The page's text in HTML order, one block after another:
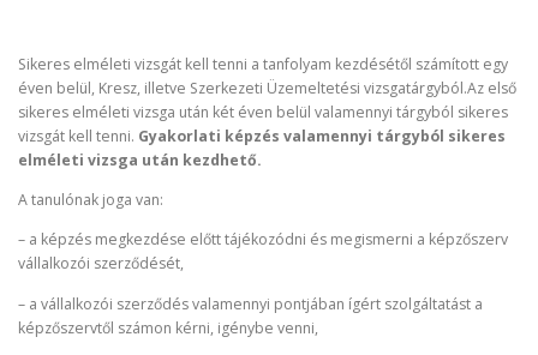
Sikeres elméleti vizsgát kell tenni a tanfolyam kezdésétől számított egy
éven belül, Kresz, illetve Szerkezeti Üzemeltetési vizsgatárgyból.Az első
sikeres elméleti vizsga után két éven belül valamennyi tárgyból sikeres
vizsgát kell tenni. Gyakorlati képzés valamennyi tárgyból sikeres
elméleti vizsga után kezdhető.
A tanulónak joga van:
– a képzés megkezdése előtt tájékozódni és megismerni a képzőszerv
vállalkozói szerződését,
– a vállalkozói szerződés valamennyi pontjában ígért szolgáltatást a
képzőszervtől számon kérni, igénybe venni,